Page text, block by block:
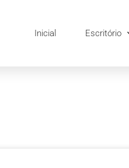
Inicial Escritório